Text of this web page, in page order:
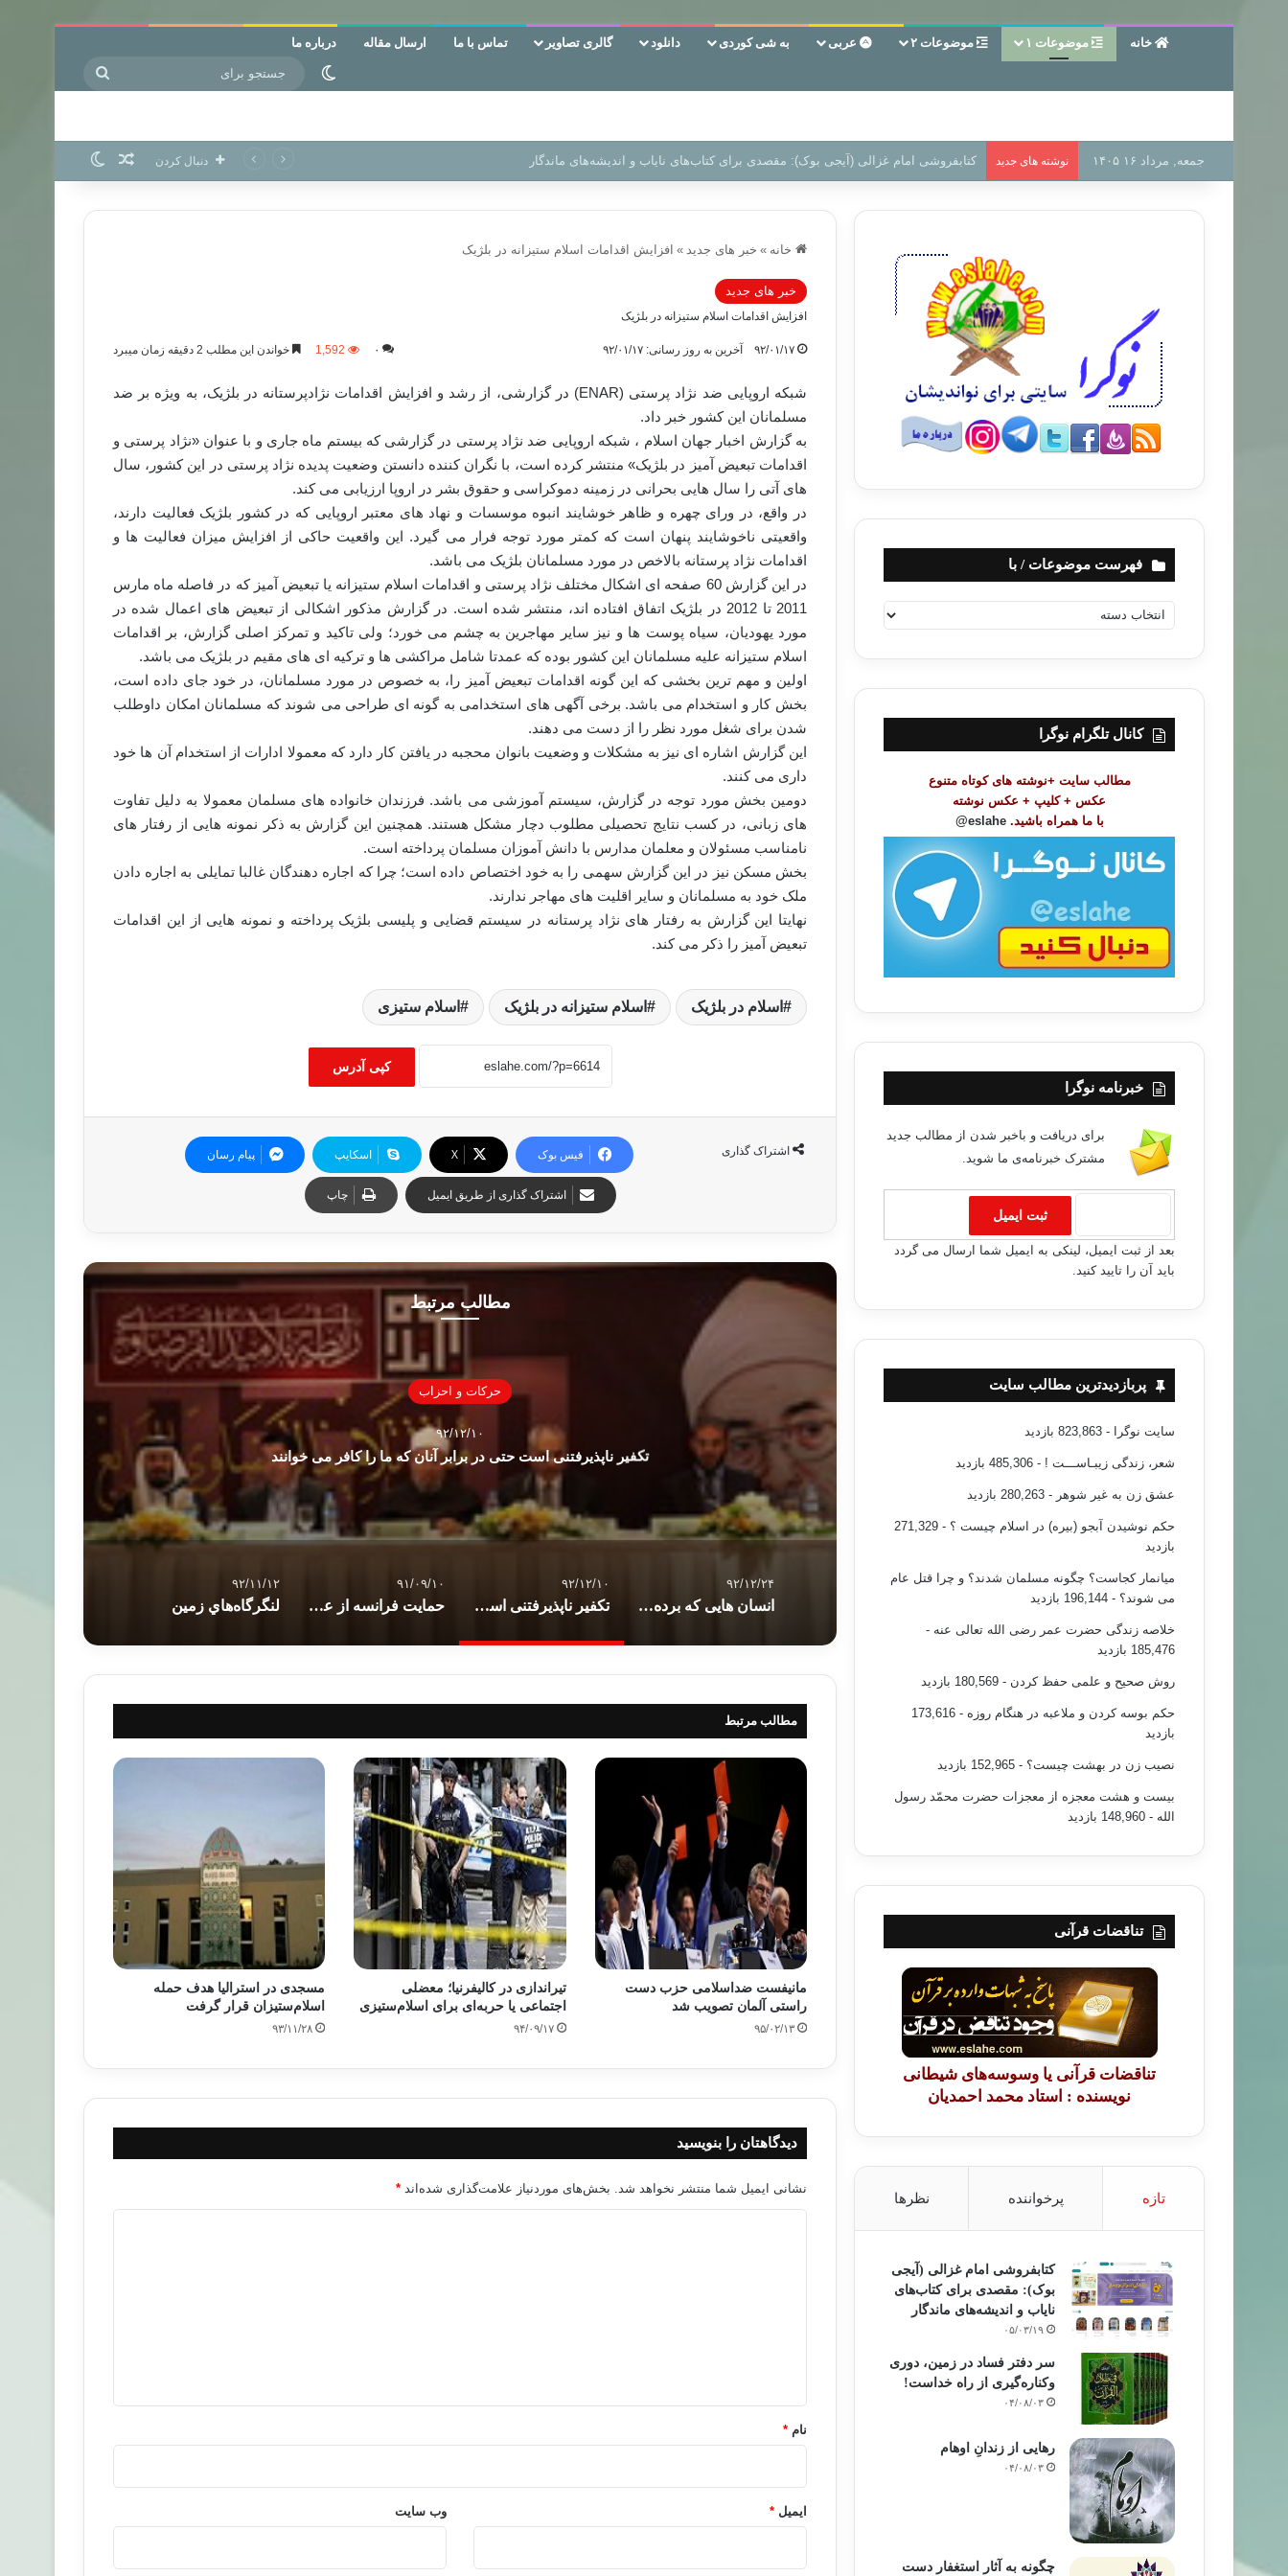
خانه موضوعات ۱ موضوعات ۲ عربی به شی کوردی دانلود گالری تصاویر تماس با ما ارسال مقاله درباره ما
تغییر پوسته
جمعه, مرداد ۱۶ ۱۴۰۵ نوشته های جدید سر دفتر فساد در زمین‌، دوری وکناره‌گیری از راه خداست‌! دنبال کردن نوشته تصادفی
خانه » خبر های جدید » افزایش اقدامات اسلام ستیزانه در بلژیک
خبر های جدید
افزایش اقدامات اسلام ستیزانه در بلژیک
۹۲/۰۱/۱۷ آخرین به روز رسانی: ۹۲/۰۱/۱۷ ۰ 1,592 خواندن این مطلب 2 دقیقه زمان میبرد
شبکه اروپایی ضد نژاد پرستی (ENAR) در گزارشی، از رشد و افزایش اقدامات نژادپرستانه در بلژیک، به ویژه بر ضد
مسلمانان این کشور خبر داد.
به گزارش اخبار جهان اسلام ، شبکه اروپایی ضد نژاد پرستی در گزارشی که بیستم ماه جاری و با عنوان «نژاد پرستی و
اقدامات تبعیض آمیز در بلژیک» منتشر کرده است، با نگران کننده دانستن وضعیت پدیده نژاد پرستی در این کشور، سال
های آتی را سال هایی بحرانی در زمینه دموکراسی و حقوق بشر در اروپا ارزیابی می کند.
در واقع، در ورای چهره و ظاهر خوشایند انبوه موسسات و نهاد های معتبر اروپایی که در کشور بلژیک فعالیت دارند،
واقعیتی ناخوشایند پنهان است که کمتر مورد توجه فرار می گیرد. این واقعیت حاکی از افزایش میزان فعالیت ها و
اقدامات نژاد پرستانه بالاخص در مورد مسلمانان بلژیک می باشد.
در این گزارش 60 صفحه ای اشکال مختلف نژاد پرستی و اقدامات اسلام ستیزانه یا تبعیض آمیز که در فاصله ماه مارس
2011 تا 2012 در بلژیک اتفاق افتاده اند، منتشر شده است. در گزارش مذکور اشکالی از تبعیض های اعمال شده در
مورد یهودیان، سیاه پوست ها و نیز سایر مهاجرین به چشم می خورد؛ ولی تاکید و تمرکز اصلی گزارش، بر اقدامات
اسلام ستیزانه علیه مسلمانان این کشور بوده که عمدتا شامل مراکشی ها و ترکیه ای های مقیم در بلژیک می باشد.
اولین و مهم ترین بخشی که این گونه اقدامات تبعیض آمیز را، به خصوص در مورد مسلمانان، در خود جای داده است،
بخش کار و استخدام می باشد. برخی آگهی های استخدامی به گونه ای طراحی می شوند که مسلمانان امکان داوطلب
شدن برای شغل مورد نظر را از دست می دهند.
این گزارش اشاره ای نیز به مشکلات و وضعیت بانوان محجبه در یافتن کار دارد که معمولا ادارات از استخدام آن ها خود
داری می کنند.
دومین بخش مورد توجه در گزارش، سیستم آموزشی می باشد. فرزندان خانواده های مسلمان معمولا به دلیل تفاوت
های زبانی، در کسب نتایج تحصیلی مطلوب دچار مشکل هستند. همچنین این گزارش به ذکر نمونه هایی از رفتار های
نامناسب مسئولان و معلمان مدارس با دانش آموزان مسلمان پرداخته است.
بخش مسکن نیز در این گزارش سهمی را به خود اختصاص داده است؛ چرا که اجاره دهندگان غالبا تمایلی به اجاره دادن
ملک خود به مسلمانان و سایر اقلیت های مهاجر ندارند.
نهایتا این گزارش به رفتار های نژاد پرستانه در سیستم قضایی و پلیسی بلژیک پرداخته و نمونه هایی از این اقدامات
تبعیض آمیز را ذکر می کند.
اسلام در بلژیک اسلام ستیزانه در بلژیک اسلام ستیزی
کپی آدرس
اشتراک گذاری فیس بوک X اسکایپ پیام رسان
اشتراک گذاری از طریق ایمیل چاپ
مطالب مرتبط
که برده فیس بوک می شوند
حركات و احزاب
۹۲/۱۲/۱۰
تکفیر ناپذیرفتنی است حتی در برابر آنان که ما را کافر می خوانند
۹۲/۱۲/۲۴
انسان هایی که برده فیس بوک می شوند
۹۲/۱۲/۱۰
تکفیر ناپذیرفتنی است حتی در برابر آنان که ما را کافر می خوانند
۹۱/۰۹/۱۰
حمایت فرانسه از عضویت فلسطین در سازمان ملل
۹۲/۱۱/۱۲
لنگرگاه‌هاي زمين
مطالب مرتبط
مانیفست ضداسلامی حزب دست
راستی آلمان تصویب شد
۹۵/۰۲/۱۳
تیراندازی در کالیفرنیا؛ معضلی
اجتماعی یا حربه‌ای برای اسلام‌ستیزی
۹۴/۰۹/۱۷
مسجدی در استرالیا هدف حمله
اسلام‌ستیزان قرار گرفت
۹۳/۱۱/۲۸
دیدگاهتان را بنویسید
نشانی ایمیل شما منتشر نخواهد شد. بخش‌های موردنیاز علامت‌گذاری شده‌اند *
نام *
ایمیل * وب‌ سایت
فهرست موضوعات / با
ه
ت
ض
کانال تلگرام نوگرا
مطالب سایت +نوشته های کوتاه متنوع
عکس + کلیپ + عکس نوشته
با ما همراه باشید. eslahe@
خبرنامه نوگرا
برای دریافت و باخبر شدن از مطالب جدید
مشترک خبرنامه‌ی ما شوید.
بعد از ثبت ایمیل، لینکی به ایمیل شما ارسال می گردد
باید آن را تایید کنید.
پربازدیدترین مطالب سایت
سایت نوگرا - 823,863 بازدید
شعر، زندگی زیبـاســـت ! - 485,306 بازدید
عشق زن به غیر شوهر - 280,263 بازدید
حکم نوشیدن آبجو (بیره) در اسلام چیست ؟
- 271,329
بازدید
میانمار کجاست؟ چگونه مسلمان شدند؟ و چرا قتل عام
می شوند؟ - 196,144 بازدید
خلاصه زندگی حضرت عمر رضی الله تعالی عنه -
185,476 بازدید
روش صحیح و علمی حفظ کردن - 180,569 بازدید
حکم بوسه کردن و ملاعبه در هنگام روزه
- 173,616
بازدید
نصیب زن در بهشت چیست؟ - 152,965 بازدید
بیست و هشت معجزه از معجزات حضرت محمّد رسول
الله - 148,960 بازدید
تناقضات قرآنی
تناقضات قرآنی یا وسوسه‌های شیطانی
نویسنده : استاد محمد احمدیان
تازه پرخواننده نظرها
کتابفروشی امام غزالی (آیجی
بوک): مقصدی برای کتاب‌های
نایاب و اندیشه‌های ماندگار
۰۵/۰۳/۱۹
سر دفتر فساد در زمین‌، دوری
وکناره‌گیری از راه خداست‌!
۰۴/۰۸/۰۳
رهایی از زندانِ اوهام
۰۴/۰۸/۰۳
چگونه به آثار استغفار دست